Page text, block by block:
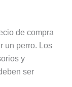
de compra
un perro. Los
y
ser